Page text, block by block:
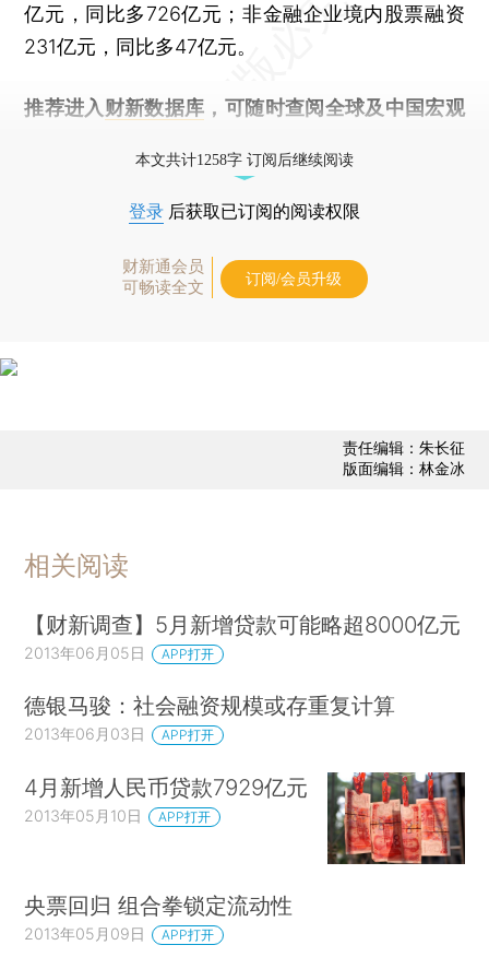
亿元，同比多726亿元；非金融企业境内股票融资
231亿元，同比多47亿元。
推荐进入 财新数据库 ，可随时查阅全球及中国宏观
本文共计1258字 订阅后继续阅读
登录 后获取已订阅的阅读权限
财新通会员
可畅读全文
订阅/会员升级
责任编辑：朱长征
版面编辑：林金冰
相关阅读
【财新调查】5月新增贷款可能略超8000亿元
2013年06月05日 APP打开
德银马骏：社会融资规模或存重复计算
2013年06月03日 APP打开
4月新增人民币贷款7929亿元
2013年05月10日 APP打开
央票回归 组合拳锁定流动性
2013年05月09日 APP打开